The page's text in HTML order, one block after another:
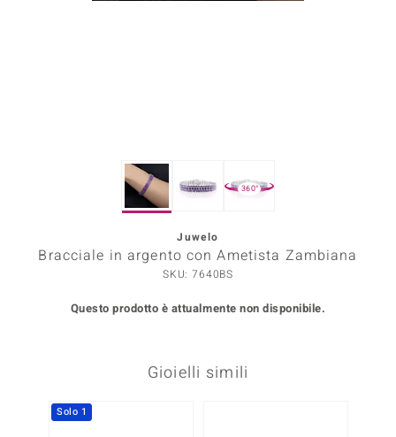
360°
Juwelo
Bracciale in argento con Ametista Zambiana
SKU: 7640BS
Questo prodotto è attualmente non disponibile.
Gioielli simili
Solo 1